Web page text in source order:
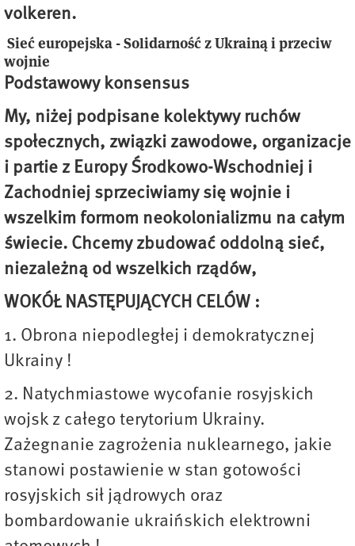
volkeren.
Sieć europejska - Solidarność z Ukrainą i przeciw
wojnie
Podstawowy konsensus
My, niżej podpisane kolektywy ruchów
społecznych, związki zawodowe, organizacje
i partie z Europy Środkowo-Wschodniej i
Zachodniej sprzeciwiamy się wojnie i
wszelkim formom neokolonializmu na całym
świecie. Chcemy zbudować oddolną sieć,
niezależną od wszelkich rządów,
WOKÓŁ NASTĘPUJĄCYCH CELÓW :
1. Obrona niepodległej i demokratycznej
Ukrainy !
2. Natychmiastowe wycofanie rosyjskich
wojsk z całego terytorium Ukrainy.
Zażegnanie zagrożenia nuklearnego, jakie
stanowi postawienie w stan gotowości
rosyjskich sił jądrowych oraz
bombardowanie ukraińskich elektrowni